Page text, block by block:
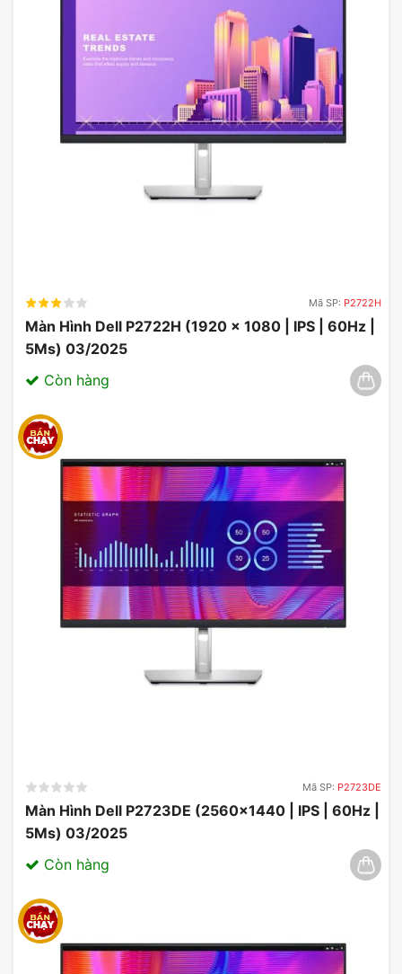
thích hoàn toàn với các loại arm trên thị trường
Đánh Giá Màn hình Gaming ViewSonic
VX2479-HD-PRO 24 inch FHD IPS 165Hz
Tóm lại, màn hình gaming ViewSonic VX2479-HD-
PRO 24 inch FHD IPS 180Hz 1ms là một lựa chọn
xuất sắc cho những ai đam mê chơi game và cần
nghiệm gaming tuyệt vời.
Mã SP: P2722H
Màn Hình Dell P2722H (1920 x 1080 | IPS | 60Hz |
5Ms) 03/2025
Còn hàng
Mã SP: P2723DE
Màn Hình Dell P2723DE (2560×1440 | IPS | 60Hz |
5Ms) 03/2025
Còn hàng